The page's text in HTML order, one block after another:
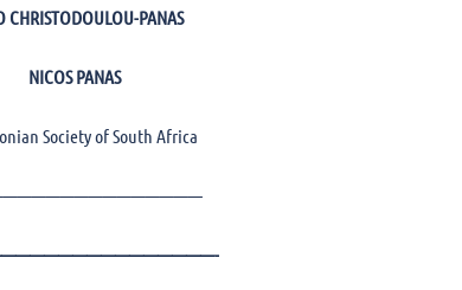
CHRISTODOULOU-PANAS
NICOS PANAS
Society of South Africa